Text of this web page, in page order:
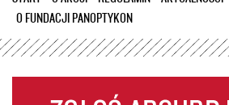
O FUNDACJI PANOPTYKON